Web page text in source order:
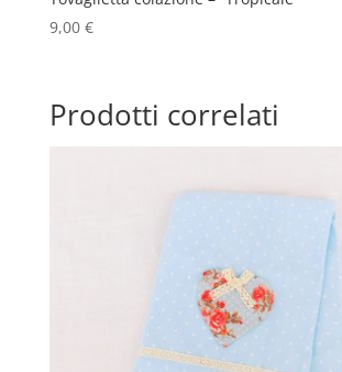
9,00 €
Prodotti correlati